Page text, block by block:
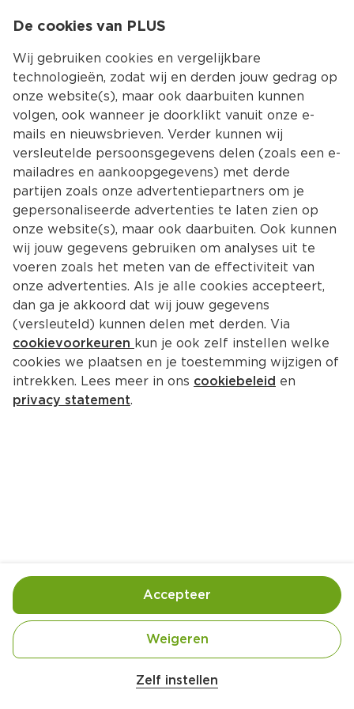
Kies jouw
Terug Producten
Lokaal Bokkers Weespermoppen
Per Doos 225 g
Ingrediënten
Ingredienten: suiker, SOJAbonen, zetmeel
(gemodificeerd), EI, dextrose, Plantaardige Olie
(raapzaad), Stabilisator(E420), glucosestroop,
Belangrijke veiligheidswaarschuwing
De cookies van PLUS
Wij gebruiken cookies en vergelijkbare
technologieën, zodat wij en derden jouw gedrag op
onze website(s), maar ook daarbuiten kunnen
volgen, ook wanneer je doorklikt vanuit onze e-
mails en nieuwsbrieven. Verder kunnen wij
versleutelde persoonsgegevens delen (zoals een e-
mailadres en aankoopgegevens) met derde
partijen zoals onze advertentiepartners om je
gepersonaliseerde advertenties te laten zien op
onze website(s), maar ook daarbuiten. Ook kunnen
wij jouw gegevens gebruiken om analyses uit te
voeren zoals het meten van de effectiviteit van
onze advertenties. Als je alle cookies accepteert,
dan ga je akkoord dat wij jouw gegevens
(versleuteld) kunnen delen met derden. Via
cookievoorkeuren kun je ook zelf instellen welke
cookies we plaatsen en je toestemming wijzigen of
intrekken. Lees meer in ons cookiebeleid en
privacy statement.
Zelf instellen
Weigeren
Accepteer